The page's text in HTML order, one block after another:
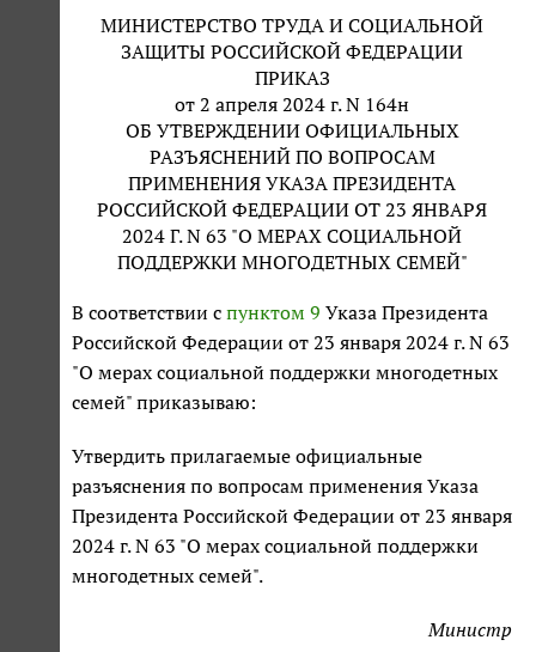
МИНИСТЕРСТВО ТРУДА И СОЦИАЛЬНОЙ
ЗАЩИТЫ РОССИЙСКОЙ ФЕДЕРАЦИИ
ПРИКАЗ
от 2 апреля 2024 г. N 164н
ОБ УТВЕРЖДЕНИИ ОФИЦИАЛЬНЫХ
РАЗЪЯСНЕНИЙ ПО ВОПРОСАМ
ПРИМЕНЕНИЯ УКАЗА ПРЕЗИДЕНТА
РОССИЙСКОЙ ФЕДЕРАЦИИ ОТ 23 ЯНВАРЯ
2024 Г. N 63 "О МЕРАХ СОЦИАЛЬНОЙ
ПОДДЕРЖКИ МНОГОДЕТНЫХ СЕМЕЙ"
В соответствии с пунктом 9 Указа Президента
Российской Федерации от 23 января 2024 г. N 63
"О мерах социальной поддержки многодетных
семей" приказываю:
Утвердить прилагаемые официальные
разъяснения по вопросам применения Указа
Президента Российской Федерации от 23 января
2024 г. N 63 "О мерах социальной поддержки
многодетных семей".
Министр